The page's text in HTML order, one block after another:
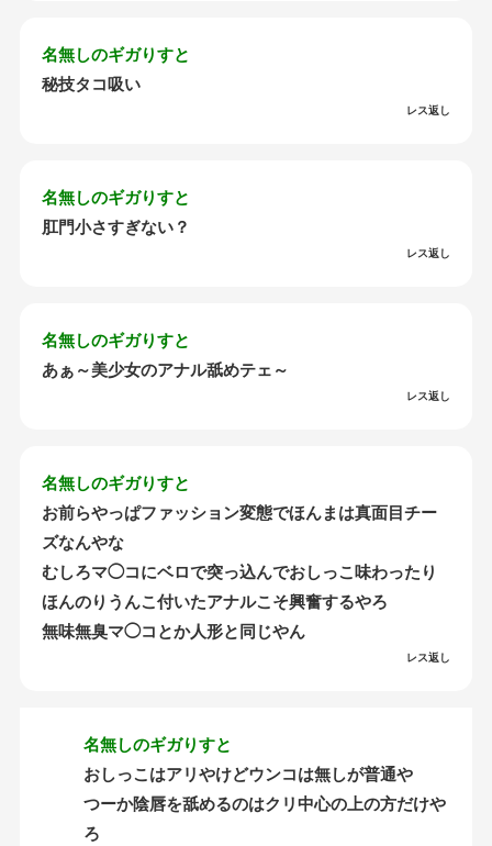
名無しのギガりすと
秘技タコ吸い
レス返し
名無しのギガりすと
肛門小さすぎない？
レス返し
名無しのギガりすと
あぁ～美少女のアナル舐めテェ～
レス返し
名無しのギガりすと
お前らやっぱファッション変態でほんまは真面目チー
ズなんやな
むしろマ◯コにベロで突っ込んでおしっこ味わったり
ほんのりうんこ付いたアナルこそ興奮するやろ
無味無臭マ◯コとか人形と同じやん
レス返し
名無しのギガりすと
おしっこはアリやけどウンコは無しが普通や
つーか陰唇を舐めるのはクリ中心の上の方だけや
ろ